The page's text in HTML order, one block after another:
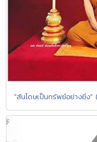
"สันโดษเป็นทรัพย์อย่างยิ่ง"